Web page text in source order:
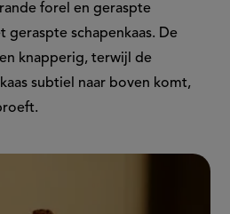
forel en geraspte
geraspte schapenkaas. De
knapperig, terwijl de
subtiel naar boven komt,